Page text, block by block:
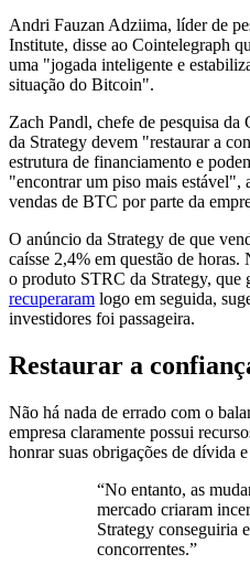
Andri Fauzan Adziima, líder de
Institute, disse ao Cointelegraph
uma "jogada inteligente e
situação do Bitcoin".
Zach Pandl, chefe de pesquisa da
da Strategy devem "restaurar a
estrutura de financiamento e
"encontrar um piso mais estável",
vendas de BTC por parte da
O anúncio da Strategy de que
caísse 2,4% em questão de
o produto STRC da Strategy, que
recuperaram logo em seguida,
investidores foi passageira.
Restaurar a
Não há nada de errado com o
empresa claramente possui
honrar suas obrigações de dívida
“No entanto, as
mercado criaram
Strategy conseguiria
concorrentes.”